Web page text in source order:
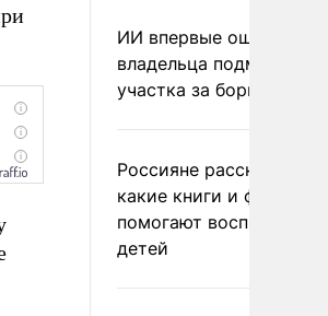
ИИ впервые
владельца
участка за борщевик
Россияне рассказали,
какие книги и фильмы
помогают воспитывать
детей